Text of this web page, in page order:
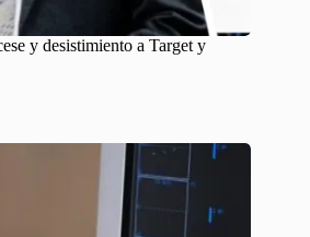
y desistimiento a Target y